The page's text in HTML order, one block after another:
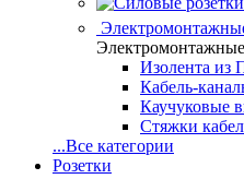
Изолента из
Кабель-
Каучуковые
Стяжки
...Все категории
Розетки